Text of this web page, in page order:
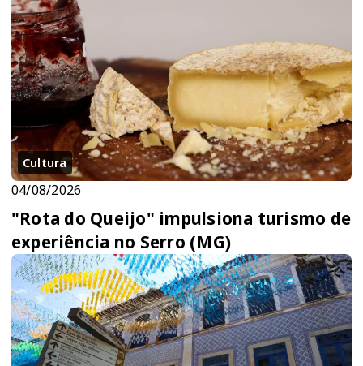
Cultura
04/08/2026
"Rota do Queijo" impulsiona turismo de
experiência no Serro (MG)